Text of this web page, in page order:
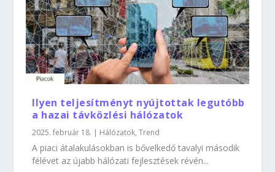
Ilyen teljesítményt nyújtottak legutóbb
a hazai távközlési hálózatok
2025. február 18. | Hálózatok,Trend
A piaci átalakulásokban is bővelkedő tavalyi második
félévet az újabb hálózati fejlesztések révén...